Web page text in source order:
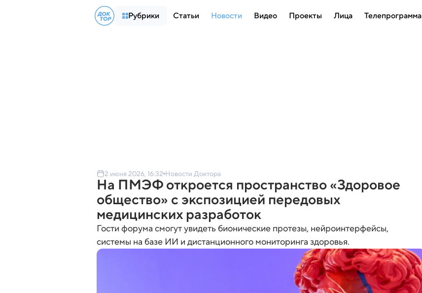
Рубрики Статьи Новости Видео Проекты Лица Телепрограмма
2 июня 2026, 16:32 Новости Доктора
На ПМЭФ откроется пространство «Здоровое
общество» с экспозицией передовых
медицинских разработок
Гости форума смогут увидеть бионические протезы, нейроинтерфейсы,
системы на базе ИИ и дистанционного мониторинга здоровья.